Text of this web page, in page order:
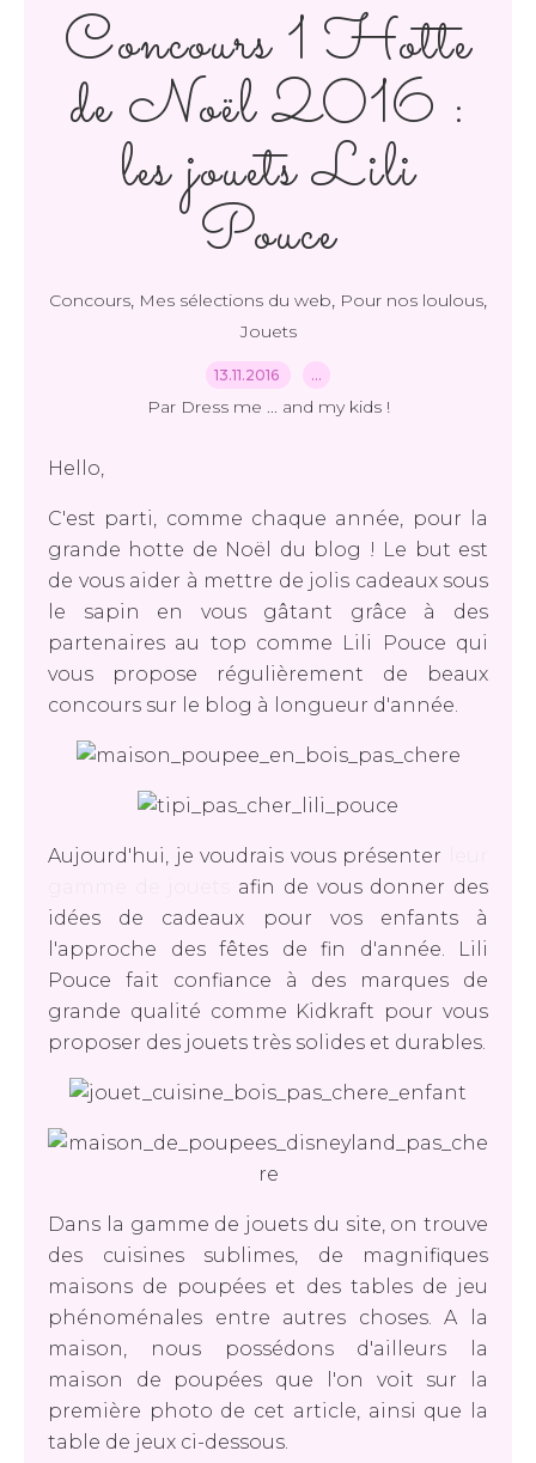
Concours 1 Hotte
de Noël 2016 :
les jouets Lili
Pouce
Concours, Mes sélections du web, Pour nos loulous,
Jouets
13.11.2016 …
Par Dress me ... and my kids !
Hello,
C'est parti, comme chaque année, pour la
grande hotte de Noël du blog ! Le but est
de vous aider à mettre de jolis cadeaux sous
le sapin en vous gâtant grâce à des
partenaires au top comme Lili Pouce qui
vous propose régulièrement de beaux
concours sur le blog à longueur d'année.
Aujourd'hui, je voudrais vous présenter
afin de vous donner des
idées de cadeaux pour vos enfants à
l'approche des fêtes de fin d'année. Lili
Pouce fait confiance à des marques de
grande qualité comme Kidkraft pour vous
proposer des jouets très solides et durables.
Dans la gamme de jouets du site, on trouve
des cuisines sublimes, de magnifiques
maisons de poupées et des tables de jeu
phénoménales entre autres choses. A la
maison, nous possédons d'ailleurs la
maison de poupées que l'on voit sur la
première photo de cet article, ainsi que la
table de jeux ci-dessous.